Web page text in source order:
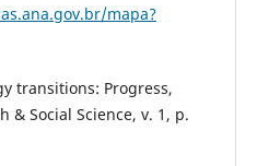
mapa?
transitions: Progress,
& Social Science, v. 1, p.